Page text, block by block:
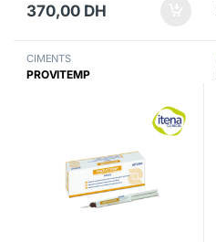
370,00 DH
CIMENTS
PROVITEMP